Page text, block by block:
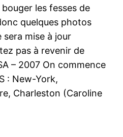
les fesses de
quelques photos
sera mise à jour
pas à revenir de
– 2007 On commence
: New-York,
Charleston (Caroline